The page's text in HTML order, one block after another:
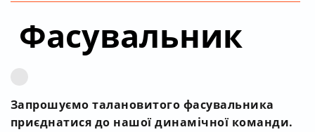
Фасувальник
Запрошуємо талановитого фасувальника
приєднатися до нашої динамічної команди.